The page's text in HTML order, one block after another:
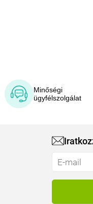
Minőségi
ügyfélszolgálat